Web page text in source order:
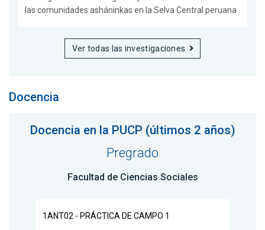
las comunidades asháninkas en la Selva Central peruana
Ver todas las investigaciones
Docencia
Docencia en la PUCP (últimos 2 años)
Pregrado
Facultad de Ciencias Sociales
1ANT02 - PRÁCTICA DE CAMPO 1